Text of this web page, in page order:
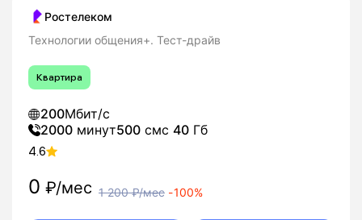
Ростелеком
Технологии общения+. Тест-драйв
Квартира
200Мбит/с
2000 минут500 смс 40 Гб
4.6
0 ₽/мес 1 200₽/мес -100%